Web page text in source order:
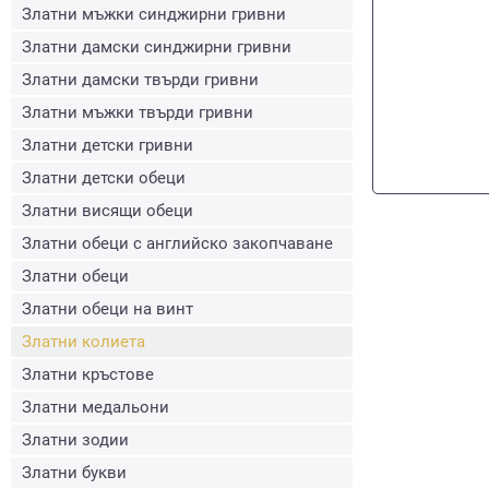
Златни мъжки синджирни гривни
Златни дамски синджирни гривни
Златни дамски твърди гривни
Златни мъжки твърди гривни
Златни детски гривни
Златни детски обеци
Златни висящи обеци
Златни обеци с английско закопчаване
Златни обеци
Златни обеци на винт
Златни колиета
Златни кръстове
Златни медальони
Златни зодии
Златни букви